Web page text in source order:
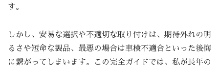
す。
しかし、安易な選択や不適切な取り付けは、期待外れの明
るさや短命な製品、最悪の場合は車検不適合といった後悔
に繋がってしまいます。この完全ガイドでは、私が長年の